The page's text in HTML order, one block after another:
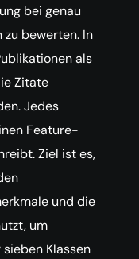
bei genau
bewerten. In
als
Zitate
Jedes
Feature-
Ziel ist es,
und die
um
Klassen